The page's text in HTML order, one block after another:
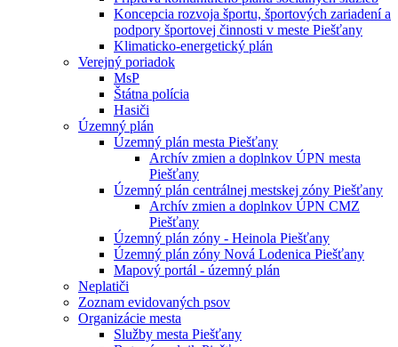
Koncepcia rozvoja športu, športových zariadení a
podpory športovej činnosti v meste Piešťany
Klimaticko-energetický plán
Verejný poriadok
MsP
Štátna polícia
Hasiči
Územný plán
Územný plán mesta Piešťany
Archív zmien a doplnkov ÚPN mesta
Piešťany
Územný plán centrálnej mestskej zóny Piešťany
Archív zmien a doplnkov ÚPN CMZ
Piešťany
Územný plán zóny - Heinola Piešťany
Územný plán zóny Nová Lodenica Piešťany
Mapový portál - územný plán
Neplatiči
Zoznam evidovaných psov
Organizácie mesta
Služby mesta Piešťany